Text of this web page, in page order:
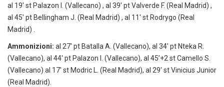
al 19′ st Palazon I. (Vallecano) , al 39′ pt Valverde F. (Real Madrid) ,
al 45′ pt Bellingham J. (Real Madrid) , al 11′ st Rodrygo (Real
Madrid) .
Ammonizioni: al 27′ pt Batalla A. (Vallecano), al 34′ pt Nteka R.
(Vallecano), al 44′ pt Palazon I. (Vallecano), al 45’+2 st Camello S.
(Vallecano) al 17′ st Modric L. (Real Madrid), al 29′ st Vinicius Junior
(Real Madrid).